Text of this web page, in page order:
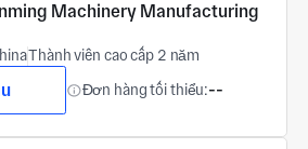
Machinery Manufacturing
Thành viên cao cấp 2 năm
Đơn hàng tối thiểu:--